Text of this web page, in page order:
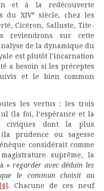
et à la redécouverte
du XIV° siècle, chez les
Cicéron, Salluste, Tite-
reviendrons sur cette
de la dynamique du
est plutôt l’incarnation
a besoin si les préceptes
et le bien commun
les vertus : les trois
(la foi, l’espérance et la
civiques dont la plus
(la prudence ou sagesse
considérait comme
suprême, la
« regarder avec dédain les
le commun choisit au
. Chacune de ces neuf